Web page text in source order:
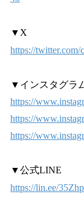
▼X
https://twitter.com/
▼インスタグラ
https://
https://
https://
▼公式LINE
https://lin.ee/